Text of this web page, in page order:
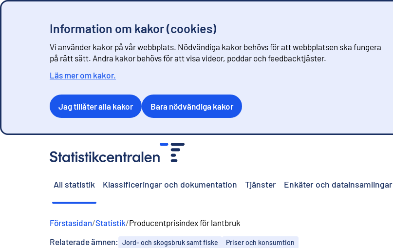
Information om kakor (cookies)
Vi använder kakor på vår webbplats. Nödvändiga kakor behövs för att webbplatsen ska fungera
på rätt sätt. Andra kakor behövs för att visa videor, poddar och feedbacktjäster.
Läs mer om kakor.
Jag tillåter alla kakor Bara nödvändiga kakor
All statistik Klassificeringar och dokumentation Tjänster Enkäter och datainsamlingar
Förstasidan/Statistik/Producentprisindex för lantbruk
Relaterade ämnen: Jord- och skogsbruk samt fiske Priser och konsumtion